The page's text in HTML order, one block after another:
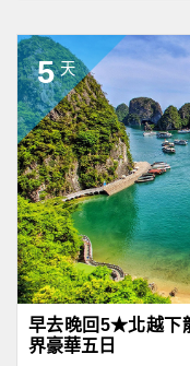
5 天
早去晚回5★北越下
界豪華五日